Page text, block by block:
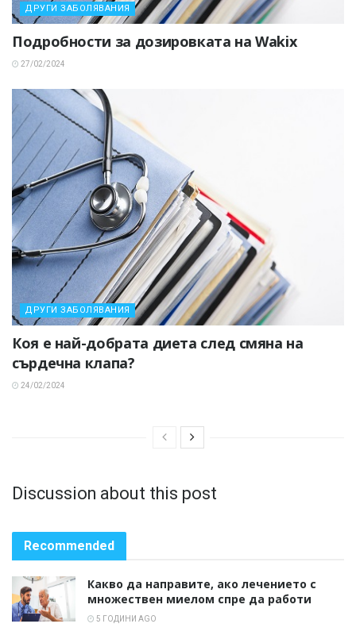
ДРУГИ ЗАБОЛЯВАНИЯ
Подробности за дозировката на Wakix
27/02/2024
ДРУГИ ЗАБОЛЯВАНИЯ
Коя е най-добрата диета след смяна на
сърдечна клапа?
24/02/2024
Discussion about this post
Recommended
Какво да направите, ако лечението с
множествен миелом спре да работи
5 ГОДИНИ AGO